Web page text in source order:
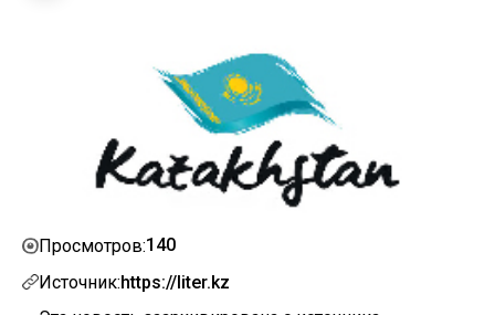
Просмотров:140
Источник:https://liter.kz